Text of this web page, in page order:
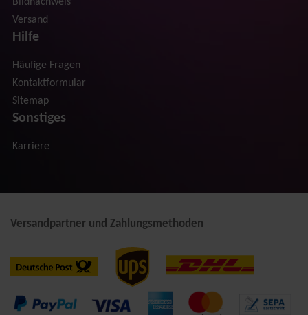
Versand
Hilfe
Häufige Fragen
Kontaktformular
Sitemap
Sonstiges
Karriere
Versandpartner und Zahlungsmethoden